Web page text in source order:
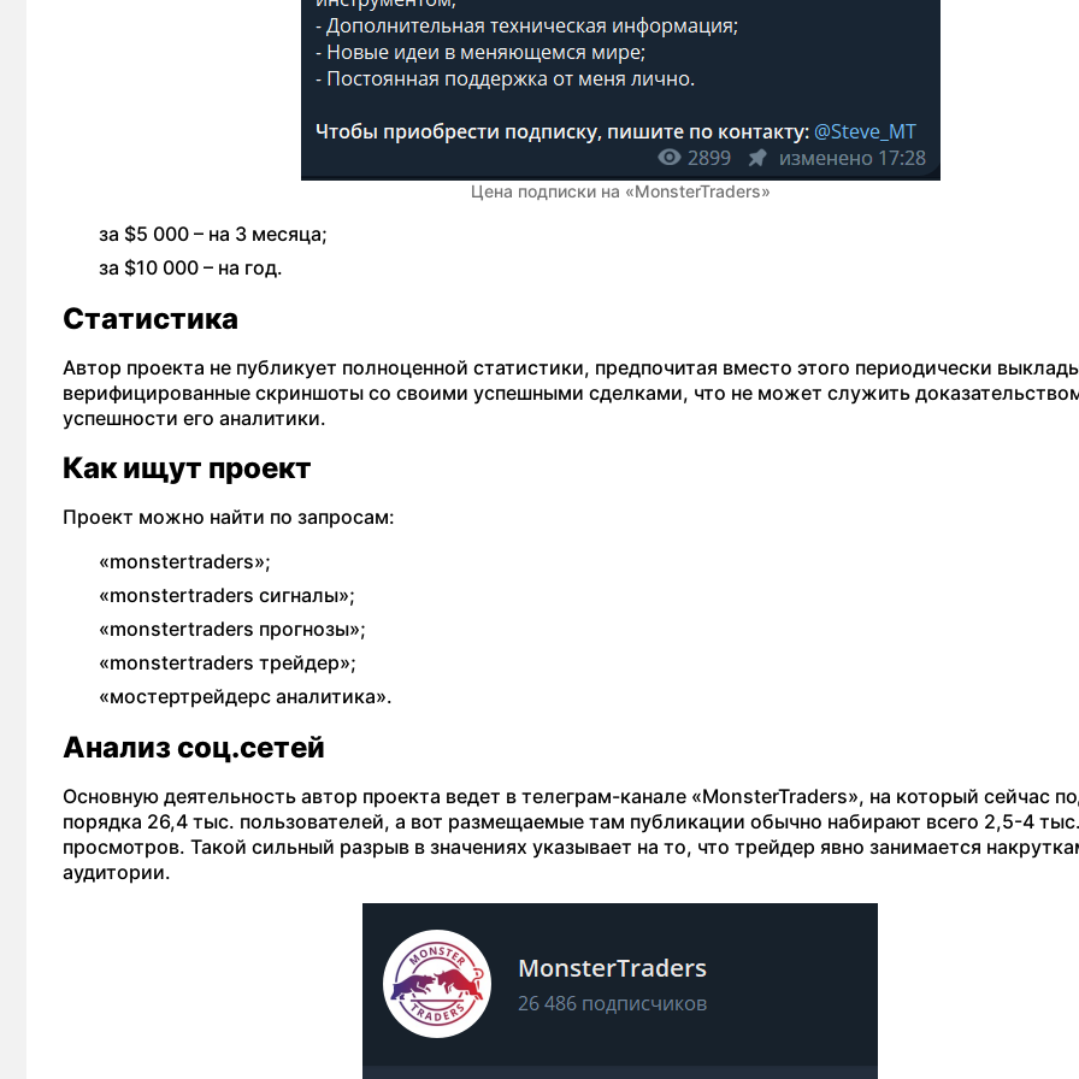
Цена подписки на «MonsterTraders»
за $5 000 – на 3 месяца;
за $10 000 – на год.
Статистика
Автор проекта не публикует полноценной статистики, предпочитая вместо этого периодически
верифицированные скриншоты со своими успешными сделками, что не может служить
успешности его аналитики.
Как ищут проект
Проект можно найти по запросам:
«monstertraders»;
«monstertraders сигналы»;
«monstertraders прогнозы»;
«monstertraders трейдер»;
«мостертрейдерс аналитика».
Анализ соц.сетей
Основную деятельность автор проекта ведет в телеграм-канале «MonsterTraders», на который сейчас
порядка 26,4 тыс. пользователей, а вот размещаемые там публикации обычно набирают всего 2,5-4 тыс.
просмотров. Такой сильный разрыв в значениях указывает на то, что трейдер явно занимается
аудитории.